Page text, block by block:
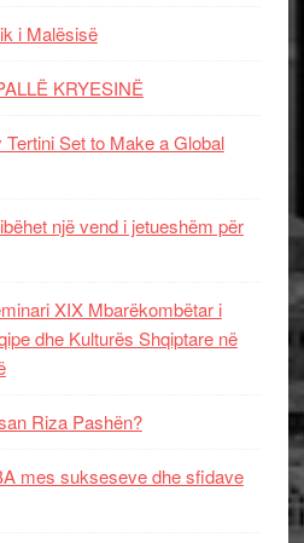
i Malësisë
KRYESINË
Tertini Set to Make a Global
një vend i jetueshëm për
XIX Mbarëkombëtar i
dhe Kulturës Shqiptare në
Riza Pashën?
mes sukseseve dhe sfidave